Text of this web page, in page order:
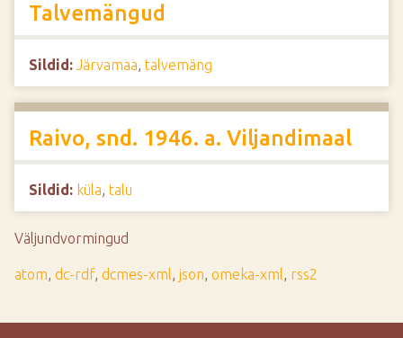
Talvemängud
Sildid: Järvamaa, talvemäng
Raivo, snd. 1946. a. Viljandimaal
Sildid: küla, talu
Väljundvormingud
atom, dc-rdf, dcmes-xml, json, omeka-xml, rss2